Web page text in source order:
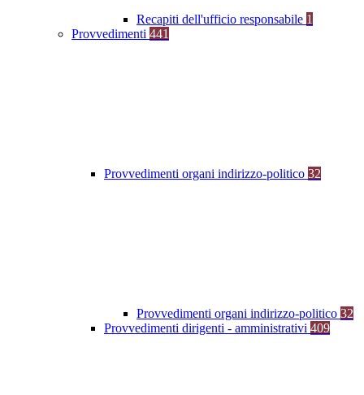
Recapiti dell'ufficio responsabile 1
Provvedimenti 441
Provvedimenti organi indirizzo-politico 32
Provvedimenti organi indirizzo-politico 32
Provvedimenti dirigenti - amministrativi 409